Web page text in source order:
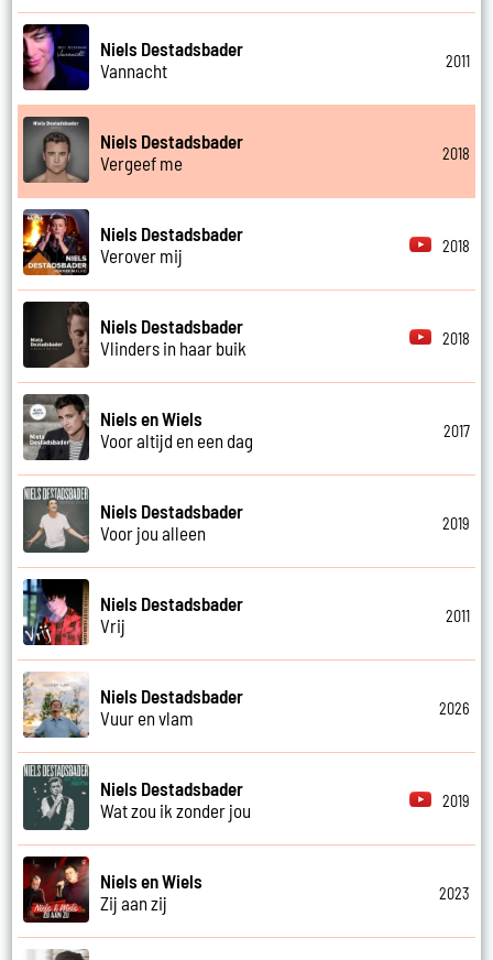
Niels Destadsbader
Vannacht
2011
Niels Destadsbader
Vergeef me
2018
Niels Destadsbader
Verover mij
2018
Niels Destadsbader
Vlinders in haar buik
2018
Niels en Wiels
Voor altijd en een dag
2017
Niels Destadsbader
Voor jou alleen
2019
Niels Destadsbader
Vrij
2011
Niels Destadsbader
Vuur en vlam
2026
Niels Destadsbader
Wat zou ik zonder jou
2019
Niels en Wiels
Zij aan zij
2023